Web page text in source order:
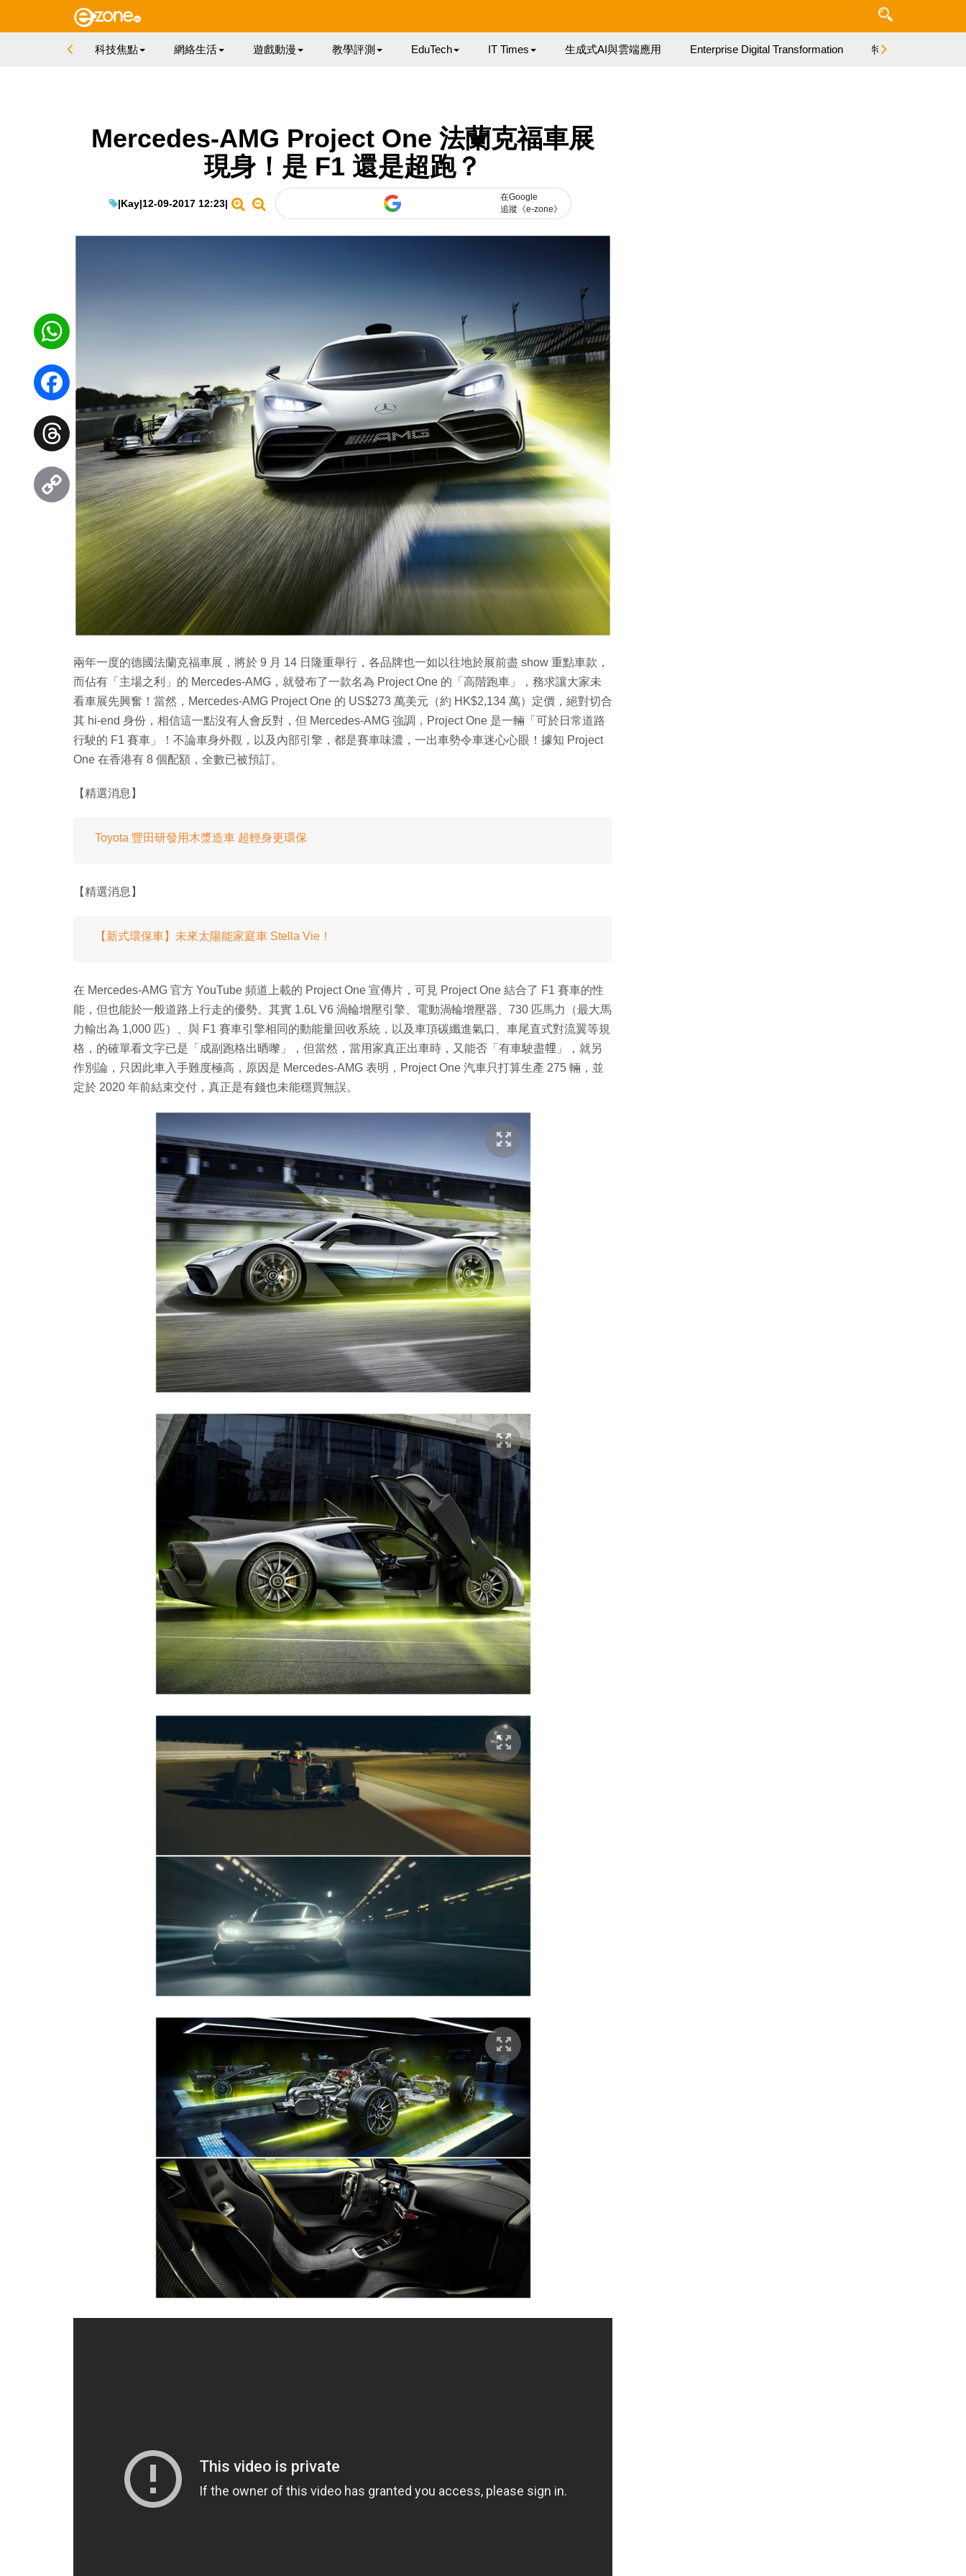
科技焦點 網絡生活 遊戲動漫 教學評測 EduTech IT Times 生成式AI與雲端應用 Enterprise Digital Transformation 特集
Mercedes-AMG Project One 法蘭克福車展
現身！是 F1 還是超跑？
|Kay|12-09-2017 12:23|
在Google
追蹤《e-zone》
兩年一度的德國法蘭克福車展，將於 9 月 14 日隆重舉行，各品牌也一如以往地於展前盡 show 重點車款，
而佔有「主場之利」的 Mercedes-AMG，就發布了一款名為 Project One 的「高階跑車」，務求讓大家未
看車展先興奮！當然，Mercedes-AMG Project One 的 US$273 萬美元（約 HK$2,134 萬）定價，絕對切合
其 hi-end 身份，相信這一點沒有人會反對，但 Mercedes-AMG 強調，Project One 是一輛「可於日常道路
行駛的 F1 賽車」！不論車身外觀，以及內部引擎，都是賽車味濃，一出車勢令車迷心心眼！據知 Project
One 在香港有 8 個配額，全數已被預訂。
【精選消息】
Toyota 豐田研發用木漿造車 超輕身更環保
【精選消息】
【新式環保車】未來太陽能家庭車 Stella Vie！
在 Mercedes-AMG 官方 YouTube 頻道上載的 Project One 宣傳片，可見 Project One 結合了 F1 賽車的性
能，但也能於一般道路上行走的優勢。其實 1.6L V6 渦輪增壓引擎、電動渦輪增壓器、730 匹馬力（最大馬
力輸出為 1,000 匹）、與 F1 賽車引擎相同的動能量回收系統，以及車頂碳纖進氣口、車尾直式對流翼等規
格，的確單看文字已是「成副跑格出晒嚟」，但當然，當用家真正出車時，又能否「有車駛盡𢃇」，就另
作別論，只因此車入手難度極高，原因是 Mercedes-AMG 表明，Project One 汽車只打算生產 275 輛，並
定於 2020 年前結束交付，真正是有錢也未能穩買無誤。
WhatsApp
Facebook
Threads
Copy
Link